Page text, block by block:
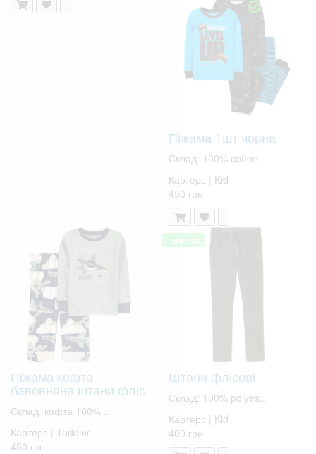
Піжама 1шт чорна
Склад: 100% cotton..
Картерс | Kid
450 грн
Піжама кофта
бавовняна штани фліс
Склад: кофта 100% ..
Картерс | Toddler
450 грн
новинка!
Штани флісові
Склад: 100% polyes..
Картерс | Kid
400 грн